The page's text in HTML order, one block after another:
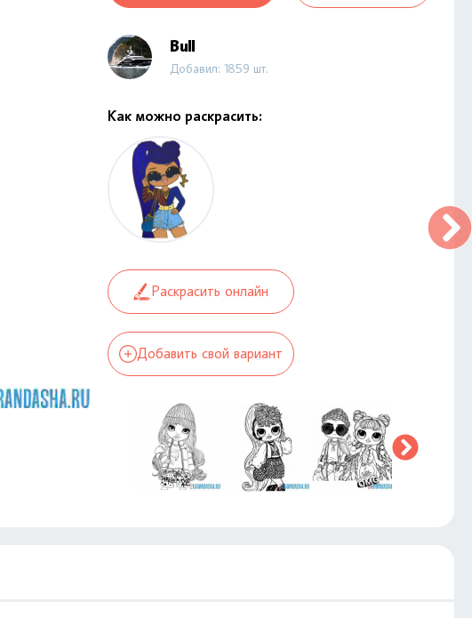
Bull
Добавил: 1859 шт.
Как можно раскрасить:
Раскрасить онлайн
Добавить свой вариант